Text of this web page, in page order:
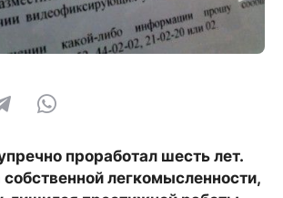
проработал шесть лет.
легкомысленности,